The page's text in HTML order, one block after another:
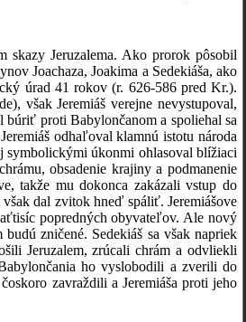
skazy Jeruzalema. Ako prorok pôsobil
Joachaza, Joakima a Sedekiáša, ako
úrad 41 rokov (r. 626-586 pred Kr.).
však Jeremiáš verejne nevystupoval,
búriť proti Babylončanom a spoliehal sa
odhaľoval klamnú istotu národa
symbolickými úkonmi ohlasoval blížiaci
obsadenie krajiny a podmanenie
takže mu dokonca zakázali vstup do
dal zvitok hneď spáliť. Jeremiášove
popredných obyvateľov. Ale nový
zničené. Sedekiáš sa však napriek
Jeruzalem, zrúcali chrám a odvliekli
ho vyslobodili a zverili do
zavraždili a Jeremiáša proti jeho